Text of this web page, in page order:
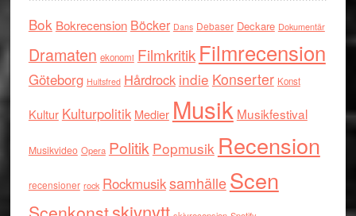
Bok Bokrecension Böcker Dans Debaser Deckare Dokumentär
Dramaten ekonomi Filmkritik Filmrecension
Göteborg Hultsfred Hårdrock indie Konserter Konst
Kultur Kulturpolitik Medier Musik Musikfestival
Musikvideo Opera Politik Popmusik Recension
recensioner rock RockmusiksamhälleScen